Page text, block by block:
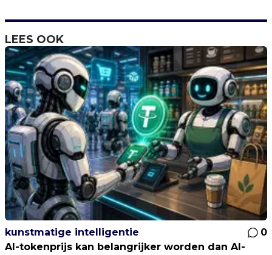
LEES OOK
kunstmatige intelligentie
0
AI-tokenprijs kan belangrijker worden dan AI-